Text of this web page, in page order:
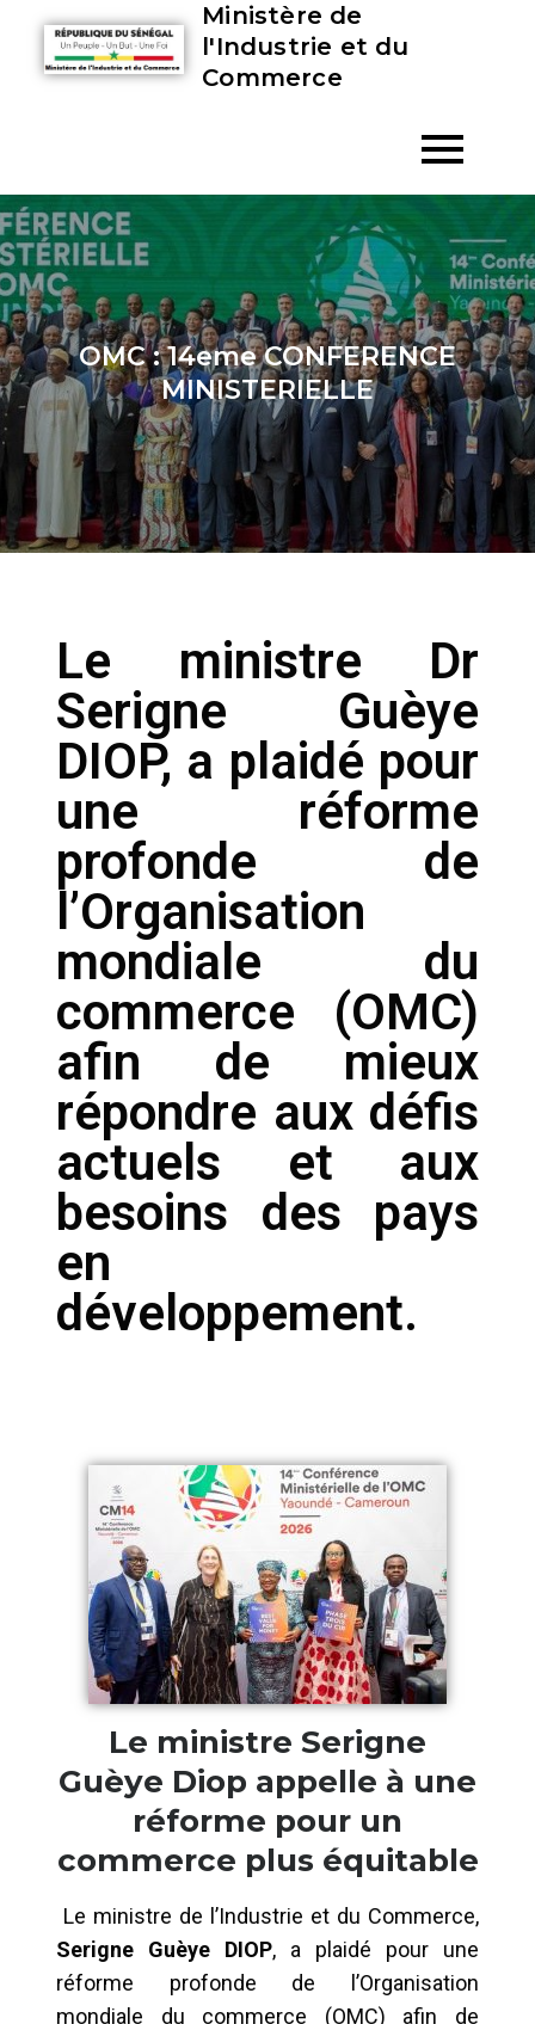
Ministère de
l'Industrie et du
Commerce
OMC : 14eme CONFERENCE
MINISTERIELLE
Le ministre Dr
Serigne Guèye
DIOP, a plaidé pour
une réforme
profonde de
l’Organisation
mondiale du
commerce (OMC)
afin de mieux
répondre aux défis
actuels et aux
besoins des pays
en
développement.
Le ministre Serigne
Guèye Diop appelle à une
réforme pour un
commerce plus équitable
Le ministre de l’Industrie et du Commerce,
Serigne Guèye DIOP, a plaidé pour une
réforme profonde de l’Organisation
mondiale du commerce (OMC) afin de